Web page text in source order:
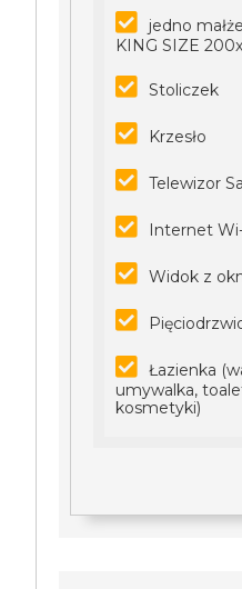
jedno
KING SIZE
Stoliczek
Krzesło
Telewizor
Internet
Widok z
Łazienka
umywalka,
kosmetyki)